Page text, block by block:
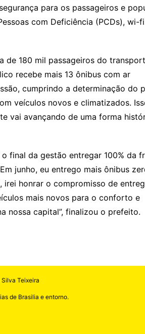
para os passageiros e
com Deficiência (PCDs), wi-
de 180 mil passageiros do
recebe mais 13 ônibus com ar
cumprindo a determinação do
veículos novos e climatizados.
vai avançando de uma forma
final da gestão entregar 100% da
junho, eu entrego mais ônibus
honrar o compromisso de
mais novos para o conforto e
nossa capital”, finalizou o prefeito.
Teixeira
de Brasilia e entorno.